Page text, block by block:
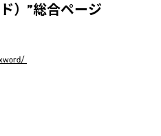
）”総合ページ